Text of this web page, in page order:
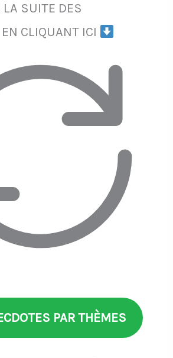
LA SUITE DES
CLIQUANT ICI
PAR THÈMES